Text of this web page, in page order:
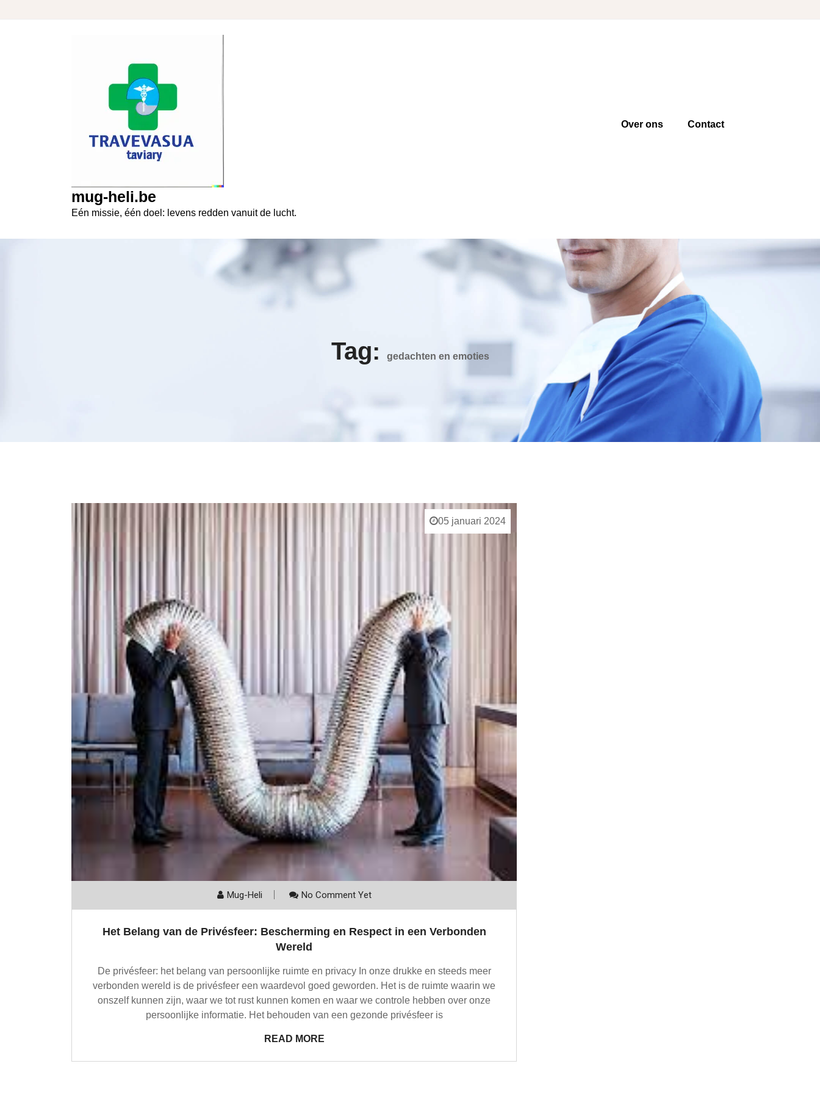
mug-heli.be
Eén missie, één doel: levens redden vanuit de lucht.
Over ons Contact
Tag: gedachten en emoties
05 januari 2024
Mug-Heli No Comment Yet
Het Belang van de Privésfeer: Bescherming en Respect in een Verbonden
Wereld
De privésfeer: het belang van persoonlijke ruimte en privacy In onze drukke en steeds meer
verbonden wereld is de privésfeer een waardevol goed geworden. Het is de ruimte waarin we
onszelf kunnen zijn, waar we tot rust kunnen komen en waar we controle hebben over onze
persoonlijke informatie. Het behouden van een gezonde privésfeer is
READ MORE